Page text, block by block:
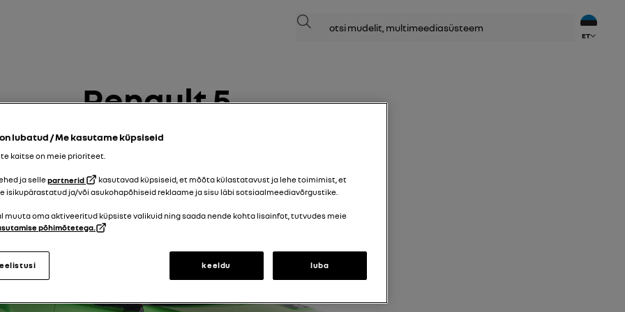
otsi
ET
Renault 5
17/11/2025kuni25/05/2026
lubatud / Me kasutame küpsiseid
kaitse on meie prioriteet.
ja sellepartnerid
kasutavad küpsiseid, et mõõta külastatavust ja lehe toimimist, et
isikupärastatud ja/või asukohapõhiseid reklaame ja sisu läbi sotsiaalmeediavõrgustike.
muuta oma aktiveeritud küpsiste valikuid ning saada nende kohta lisainfot, tutvudes meie
põhimõtetega.
keeldu luba